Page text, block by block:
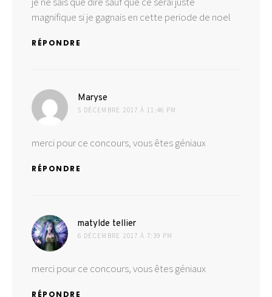
magnifique si je gagnais en cette periode de noel
RÉPONDRE
Maryse
5 DÉCEMBRE 2017 À 11:46 PM
merci pour ce concours, vous êtes géniaux
RÉPONDRE
matylde tellier
6 DÉCEMBRE 2017 À 7:39 PM
merci pour ce concours, vous êtes géniaux
RÉPONDRE